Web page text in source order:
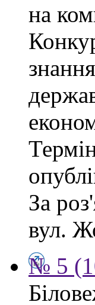
на
За
вул.
№ 5